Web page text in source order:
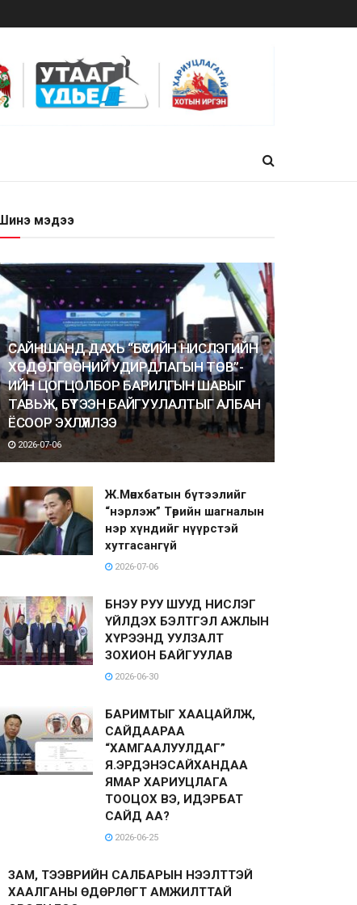
мэдээ
САЙНШАНД ДАХЬ “БҮСИЙН НИСЛЭГИЙН
ХӨДӨЛГӨӨНИЙ УДИРДЛАГЫН ТӨВ”-
ИЙН ЦОГЦОЛБОР БАРИЛГЫН ШАВЫГ
ТАВЬЖ, БҮТЭЭН БАЙГУУЛАЛТЫГ АЛБАН
ЁСООР ЭХЛҮҮЛЛЭЭ
2026-07-06
Ж.Мөнхбатын бүтээлийг
“нэрлэж” Төрийн шагналын
нэр хүндийг нүүрстэй
хутгасангүй
2026-07-06
БНЭУ РУУ ШУУД НИСЛЭГ
ҮЙЛДЭХ БЭЛТГЭЛ АЖЛЫН
ХҮРЭЭНД УУЛЗАЛТ
ЗОХИОН БАЙГУУЛАВ
2026-06-30
БАРИМТЫГ ХААЦАЙЛЖ,
САЙДААРАА
“ХАМГААЛУУЛДАГ”
Я.ЭРДЭНЭСАЙХАНДАА
ЯМАР ХАРИУЦЛАГА
ТООЦОХ ВЭ, ИДЭРБАТ
САЙД АА?
2026-06-25
ЗАМ, ТЭЭВРИЙН САЛБАРЫН НЭЭЛТТЭЙ
ХААЛГАНЫ ӨДӨРЛӨГТ АМЖИЛТТАЙ